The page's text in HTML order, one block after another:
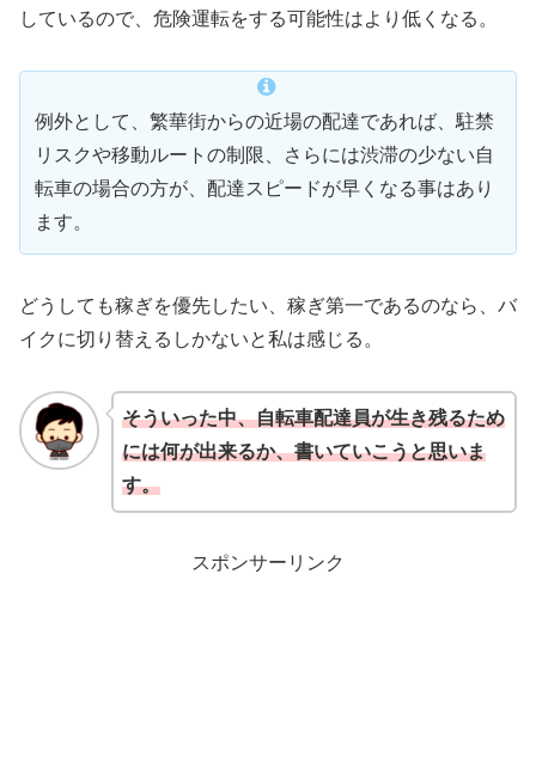
しているので、危険運転をする可能性はより低くなる。
例外として、繁華街からの近場の配達であれば、駐禁
リスクや移動ルートの制限、さらには渋滞の少ない自
転車の場合の方が、配達スピードが早くなる事はあり
ます。
どうしても稼ぎを優先したい、稼ぎ第一であるのなら、バ
イクに切り替えるしかないと私は感じる。
そういった中、自転車配達員が生き残るため
には何が出来るか、書いていこうと思いま
す。
スポンサーリンク